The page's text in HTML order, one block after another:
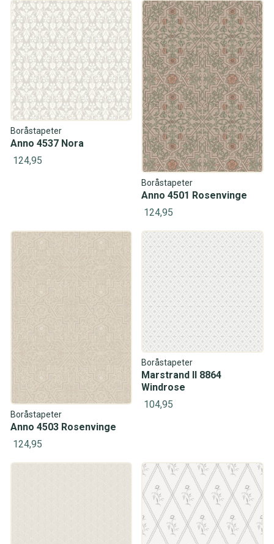
Boråstapeter
Anno 4537 Nora
124,95
Boråstapeter
Anno 4501 Rosenvinge
124,95
Boråstapeter
Anno 4503 Rosenvinge
124,95
Boråstapeter
Marstrand II 8864
Windrose
104,95